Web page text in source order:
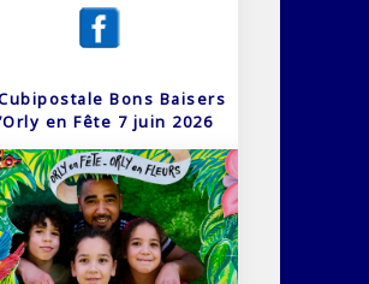
Bons Baisers
en Fête 7 juin 2026